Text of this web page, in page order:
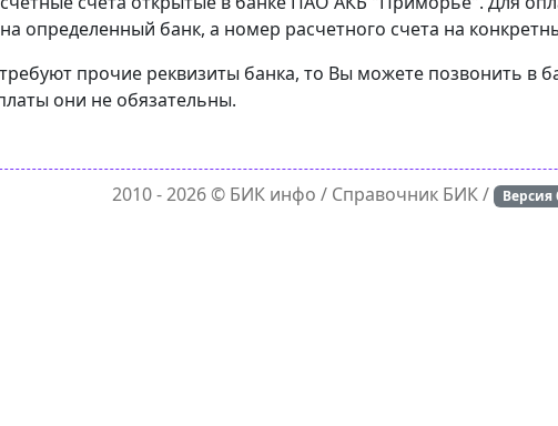
определенный банк, а номер расчетного счета на
требуют прочие реквизиты банка, то Вы можете позвонить
они не обязательны.
2010 - 2026 © БИК инфо / Справочник БИК / Версия